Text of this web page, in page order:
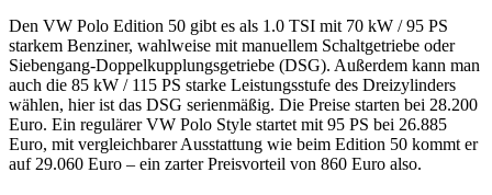
Den VW Polo Edition 50 gibt es als 1.0 TSI mit 70 kW / 95 PS
starkem Benziner, wahlweise mit manuellem Schaltgetriebe oder
Siebengang-Doppelkupplungsgetriebe (DSG). Außerdem kann man
auch die 85 kW / 115 PS starke Leistungsstufe des Dreizylinders
wählen, hier ist das DSG serienmäßig. Die Preise starten bei 28.200
Euro. Ein regulärer VW Polo Style startet mit 95 PS bei 26.885
Euro, mit vergleichbarer Ausstattung wie beim Edition 50 kommt er
auf 29.060 Euro – ein zarter Preisvorteil von 860 Euro also.